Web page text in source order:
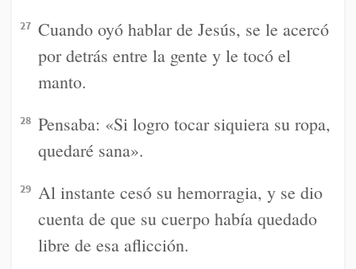
27 Cuando oyó hablar de Jesús, se le acercó
por detrás entre la gente y le tocó el
manto.
28 Pensaba: «Si logro tocar siquiera su ropa,
quedaré sana».
29 Al instante cesó su hemorragia, y se dio
cuenta de que su cuerpo había quedado
libre de esa aflicción.